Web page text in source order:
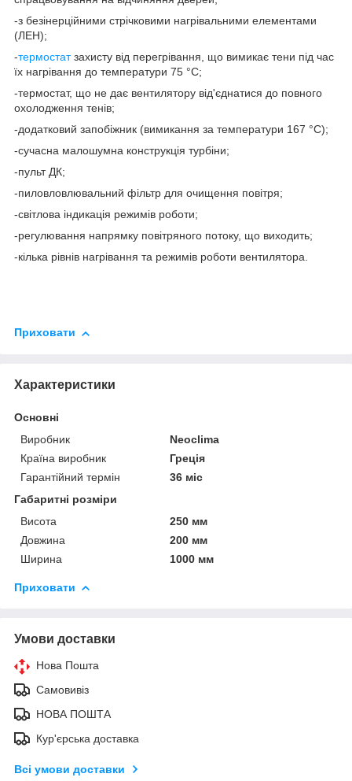
-з безінерційними стрічковими нагрівальними елементами
(ЛЕН);
-термостатзахисту від перегрівання, що вимикає тени під час
їх нагрівання до температури 75 °C;
-термостат, що не дає вентилятору від'єднатися до повного
охолодження тенів;
-додатковий запобіжник (вимикання за температури 167 °C);
-сучасна малошумна конструкція турбіни;
-пульт ДК;
-пиловловлювальний фільтр для очищення повітря;
-світлова індикація режимів роботи;
-регулювання напрямку повітряного потоку, що виходить;
-кілька рівнів нагрівання та режимів роботи вентилятора.
Приховати
Характеристики
Основні
Виробник
Neoclima
Країна виробник
Греція
Гарантійний термін
36 міс
Габаритні розміри
Висота
250 мм
Довжина
200 мм
Ширина
1000 мм
Приховати
Умови доставки
Нова Пошта
Самовивіз
НОВА ПОШТА
Кур'єрська доставка
Всі умови доставки